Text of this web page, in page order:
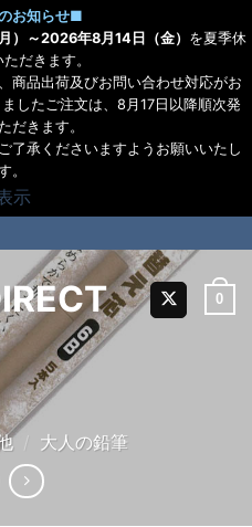
お知らせ■
）～2026年8月14日（金） を夏季休
だきます。
商品出荷及びお問い合わせ対応がお
したご注文は、8月17日以降順次発
だきます。
了承くださいますようお願いいたし
。
示
0
/ 大人の鉛筆